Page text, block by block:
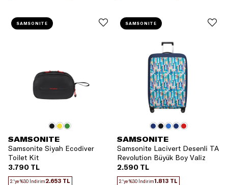
SAMSONITE
Samsonite Siyah Ecodiver
Toilet Kit
3.790 TL
2.'ye %30 İndirim2.653 TL
SAMSONITE
SAMSONITE
Samsonite Lacivert Desenli TA
Revolution Büyük Boy Valiz
Kılıfı
2.590 TL
2.'ye %30 İndirim1.813 TL
SAMSONITE